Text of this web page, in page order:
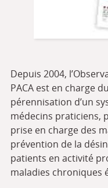
Depuis 2004,
PACA est en charge
pérennisation d’un
médecins praticiens,
prise en charge des
prévention de la
patients en activité
maladies chroniques